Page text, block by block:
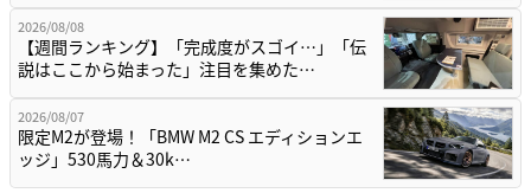
2026/08/08
【週間ランキング】「完成度がスゴイ…」「伝
説はここから始まった」注目を集めた…
2026/08/07
限定M2が登場！「BMW M2 CS エディションエ
ッジ」530馬力＆30k…